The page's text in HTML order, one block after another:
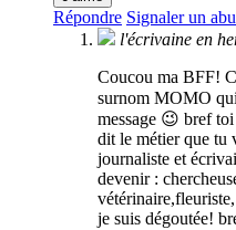
Répondre Signaler un
l'écrivaine en
Coucou ma BFF!
surnom MOMO
message 😉 bref
dit le métier que
journaliste et
devenir :
je suis dégoutée!